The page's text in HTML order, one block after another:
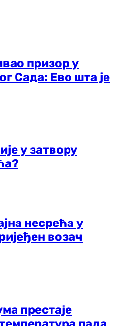
призор у
Сада: Ево шта је
у затвору
несрећа у
возач
престаје